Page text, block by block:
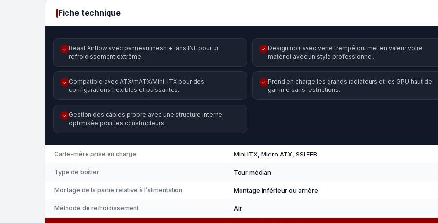
Fiche technique
✓ Beast Airflow avec panneau mesh + fans INF pour un
refroidissement extrême.
✓ Design noir avec verre trempé qui met en valeur votre
matériel avec un style professionnel.
✓ Compatible avec ATX/mATX/Mini-ITX pour des
configurations flexibles et puissantes.
✓ Prend en charge les grands radiateurs et les GPU haut de
gamme sans restrictions.
✓ Gestion des câbles propre avec une structure interne
optimisée pour les constructeurs.
Carte-mère prise en charge Mini ITX, Micro ATX, SSI EEB
Type de boîtier Tour médian
Montage de la partie relative à l’alimentation Montage inférieur ou arrière
Méthode de refroidissement Air